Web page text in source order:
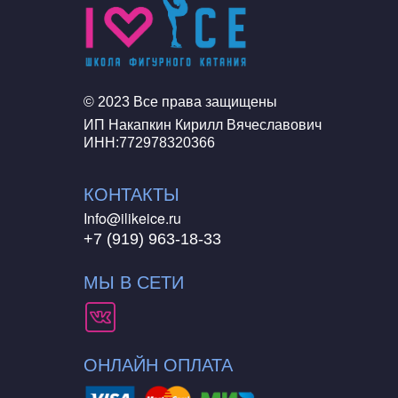
© 2023 Все права защищены
КОНТАКТЫ
Info@ilikeice.ru
+7 (919) 963-18-33
ИП Накапкин Кирилл Вячеславович
ИНН:772978320366
МЫ В СЕТИ
ОНЛАЙН ОПЛАТА